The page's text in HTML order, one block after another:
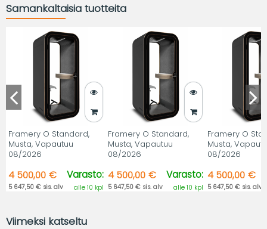
Samankaltaisia tuotteita
Framery O Standard,
Musta, Vapautuu
08/2026
4 500,00 €
5 647,50 € sis. alv
Varasto:
alle 10 kpl
Framery O Standard,
Musta, Vapautuu
08/2026
4 500,00 €
5 647,50 € sis. alv
Varasto:
alle 10 kpl
Framery O
Musta,
08/2026
4 500,00 €
5 647,50 € sis. alv
Viimeksi katseltu